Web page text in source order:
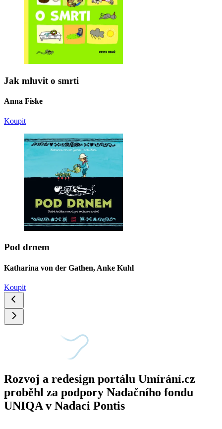
Jak mluvit o smrti
Anna Fiske
Koupit
Pod drnem
Katharina von der Gathen, Anke Kuhl
Koupit
Rozvoj a redesign portálu Umírání.cz
proběhl za podpory Nadačního fondu
UNIQA v Nadaci Pontis